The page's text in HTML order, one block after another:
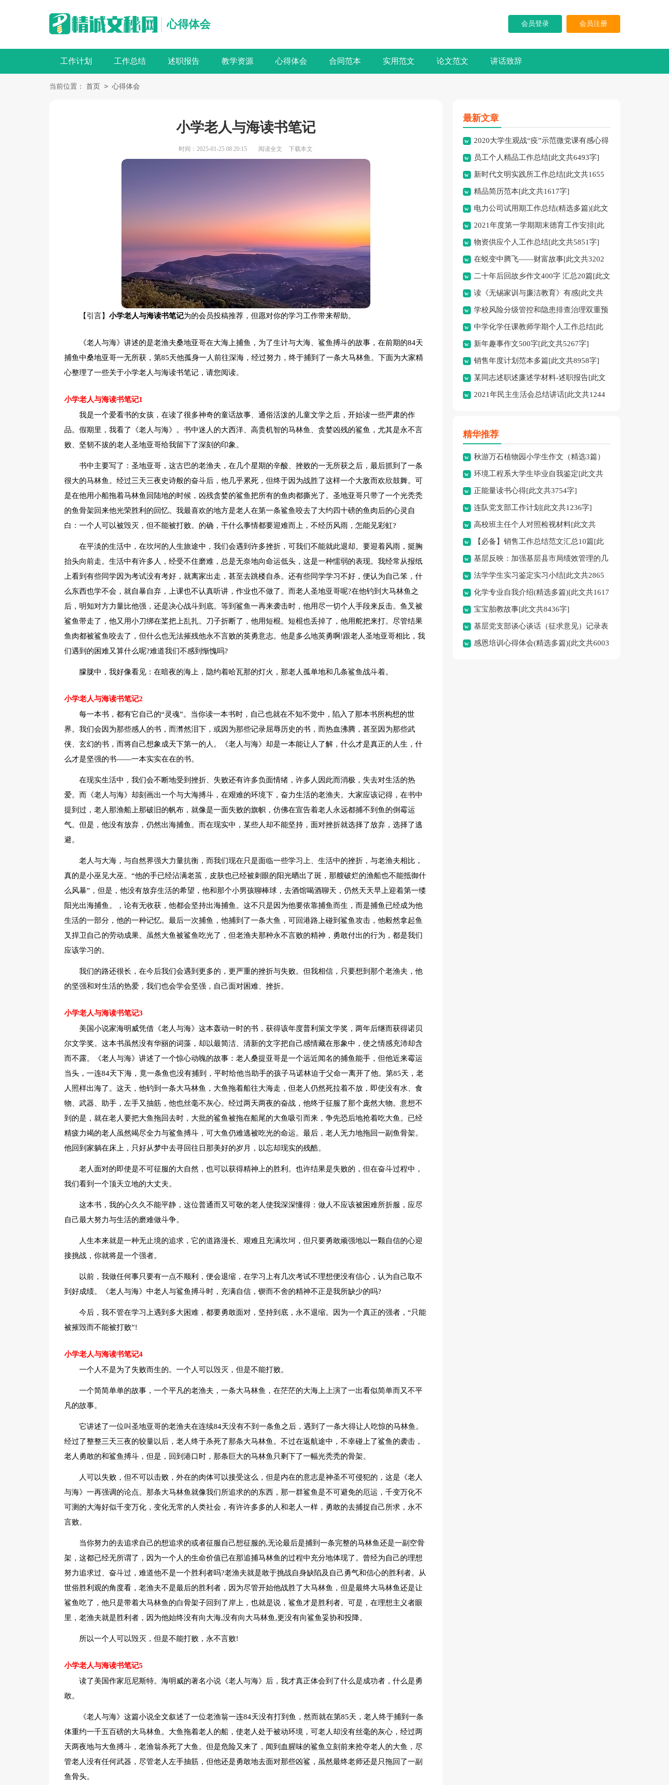
心得体会 会员登录 会员注册
工作计划 工作总结 述职报告 教学资源 心得体会 合同范本 实用范文 论文范文 讲话致辞
当前位置： 首页 > 心得体会
小学老人与海读书笔记
时间：2025-01-25 08:20:15 阅读全文 下载本文
【引言】 小学老人与海读书笔记为的会员投稿推荐，但愿对你的学习工作带来帮助。
《老人与海》讲述的是老渔夫桑地亚哥在大海上捕鱼，为了生计与大海、鲨鱼搏斗的故事，在前期的84天
捕鱼中桑地亚哥一无所获，第85天他孤身一人前往深海，经过努力，终于捕到了一条大马林鱼。下面为大家精
心整理了一些关于小学老人与海读书笔记，请您阅读。
小学老人与海读书笔记1
我是一个爱看书的女孩，在读了很多神奇的童话故事、通俗活泼的儿童文学之后，开始读一些严肃的作
品。假期里，我看了《老人与海》。书中迷人的大西洋、高贵机智的马林鱼、贪婪凶残的鲨鱼，尤其是永不言
败、坚韧不拔的老人圣地亚哥给我留下了深刻的印象。
书中主要写了：圣地亚哥，这古巴的老渔夫，在几个星期的辛酸、挫败的一无所获之后，最后抓到了一条
很大的马林鱼。经过三天三夜史诗般的奋斗后，他几乎累死，但终于因为战胜了这样一个大敌而欢欣鼓舞。可
是在他用小船拖着马林鱼回陆地的时候，凶残贪婪的鲨鱼把所有的鱼肉都撕光了。圣地亚哥只带了一个光秃秃
的鱼骨架回来他光荣胜利的回忆。我最喜欢的地方是老人在第一条鲨鱼咬去了大约四十磅的鱼肉后的心灵自
白：一个人可以被毁灭，但不能被打败。的确，干什么事情都要迎难而上，不经历风雨，怎能见彩虹?
在平淡的生活中，在坎坷的人生旅途中，我们会遇到许多挫折，可我们不能就此退却。要迎着风雨，挺胸
抬头向前走。生活中有许多人，经受不住磨难，总是无奈地向命运低头，这是一种懦弱的表现。我经常从报纸
上看到有些同学因为考试没有考好，就离家出走，甚至去跳楼自杀。还有些同学学习不好，便认为自己笨，什
么东西也学不会，就自暴自弃，上课也不认真听讲，作业也不做了。而老人圣地亚哥呢?在他钓到大马林鱼之
后，明知对方力量比他强，还是决心战斗到底。等到鲨鱼一再来袭击时，他用尽一切个人手段来反击。鱼叉被
鲨鱼带走了，他又用小刀绑在桨把上乱扎。刀子折断了，他用短棍。短棍也丢掉了，他用舵把来打。尽管结果
鱼肉都被鲨鱼咬去了，但什么也无法摧残他永不言败的英勇意志。他是多么地英勇啊!跟老人圣地亚哥相比，我
们遇到的困难又算什么呢?难道我们不感到惭愧吗?
朦胧中，我好像看见：在暗夜的海上，隐约着哈瓦那的灯火，那老人孤单地和几条鲨鱼战斗着。
小学老人与海读书笔记2
每一本书，都有它自己的“灵魂”。当你读一本书时，自己也就在不知不觉中，陷入了那本书所构想的世
界。我们会因为那些感人的书，而潸然泪下，或因为那些记录屈辱历史的书，而热血沸腾，甚至因为那些武
侠、玄幻的书，而将自己想象成天下第一的人。《老人与海》却是一本能让人了解，什么才是真正的人生，什
么才是坚强的书——一本实实在在的书。
在现实生活中，我们会不断地受到挫折、失败还有许多负面情绪，许多人因此而消极，失去对生活的热
爱。而《老人与海》却刻画出一个与大海搏斗，在艰难的环境下，奋力生活的老渔夫。大家应该记得，在书中
提到过，老人那渔船上那破旧的帆布，就像是一面失败的旗帜，仿佛在宣告着老人永远都捕不到鱼的倒霉运
气。但是，他没有放弃，仍然出海捕鱼。而在现实中，某些人却不能坚持，面对挫折就选择了放弃，选择了逃
避。
老人与大海，与自然界强大力量抗衡，而我们现在只是面临一些学习上、生活中的挫折，与老渔夫相比，
真的是小巫见大巫。“他的手已经沾满老茧，皮肤也已经被刺眼的阳光晒出了斑，那艘破烂的渔船也不能抵御什
么风暴”，但是，他没有放弃生活的希望，他和那个小男孩聊棒球，去酒馆喝酒聊天，仍然天天早上迎着第一缕
阳光出海捕鱼。，论有无收获，他都会坚持出海捕鱼。这不只是因为他要依靠捕鱼而生，而是捕鱼已经成为他
生活的一部分，他的一种记忆。最后一次捕鱼，他捕到了一条大鱼，可回港路上碰到鲨鱼攻击，他毅然拿起鱼
叉捍卫自己的劳动成果。虽然大鱼被鲨鱼吃光了，但老渔夫那种永不言败的精神，勇敢付出的行为，都是我们
应该学习的。
我们的路还很长，在今后我们会遇到更多的，更严重的挫折与失败。但我相信，只要想到那个老渔夫，他
的坚强和对生活的热爱，我们也会学会坚强，自己面对困难、挫折。
小学老人与海读书笔记3
美国小说家海明威凭借《老人与海》这本轰动一时的书，获得该年度普利策文学奖，两年后继而获得诺贝
尔文学奖。这本书虽然没有华丽的词藻，却以最简洁、清新的文字把自己感情藏在形象中，使之情感充沛却含
而不露。《老人与海》讲述了一个惊心动魄的故事：老人桑提亚哥是一个远近闻名的捕鱼能手，但他近来霉运
当头，一连84天下海，竟一条鱼也没有捕到，平时给他当助手的孩子马诺林迫于父命一离开了他。第85天，老
人照样出海了。这天，他钓到一条大马林鱼，大鱼拖着船往大海走，但老人仍然死拉着不放，即使没有水、食
物、武器、助手，左手又抽筋，他也丝毫不灰心。经过两天两夜的奋战，他终于征服了那个庞然大物。意想不
到的是，就在老人要把大鱼拖回去时，大批的鲨鱼被拖在船尾的大鱼吸引而来，争先恐后地抢着吃大鱼。已经
精疲力竭的老人虽然竭尽全力与鲨鱼搏斗，可大鱼仍难逃被吃光的命运。最后，老人无力地拖回一副鱼骨架。
他回到家躺在床上，只好从梦中去寻回往日那美好的岁月，以忘却现实的残酷。
老人面对的即使是不可征服的大自然，也可以获得精神上的胜利。也许结果是失败的，但在奋斗过程中，
我们看到一个顶天立地的大丈夫。
这本书，我的心久久不能平静，这位普通而又可敬的老人使我深深懂得：做人不应该被困难所折服，应尽
自己最大努力与生活的磨难做斗争。
人生本来就是一种无止境的追求，它的道路漫长、艰难且充满坎坷，但只要勇敢顽强地以一颗自信的心迎
接挑战，你就将是一个强者。
以前，我做任何事只要有一点不顺利，便会退缩，在学习上有几次考试不理想便没有信心，认为自己取不
到好成绩。《老人与海》中老人与鲨鱼搏斗时，充满自信，锲而不舍的精神不正是我所缺少的吗?
今后，我不管在学习上遇到多大困难，都要勇敢面对，坚持到底，永不退缩。因为一个真正的强者，“只能
被摧毁而不能被打败”!
小学老人与海读书笔记4
一个人不是为了失败而生的。一个人可以毁灭，但是不能打败。
一个简简单单的故事，一个平凡的老渔夫，一条大马林鱼，在茫茫的大海上上演了一出看似简单而又不平
凡的故事。
它讲述了一位叫圣地亚哥的老渔夫在连续84天没有不到一条鱼之后，遇到了一条大得让人吃惊的马林鱼。
经过了整整三天三夜的较量以后，老人终于杀死了那条大马林鱼。不过在返航途中，不幸碰上了鲨鱼的袭击，
老人勇敢的和鲨鱼搏斗，但是，回到港口时，那条巨大的马林鱼只剩下了一幅光秃秃的骨架。
人可以失败，但不可以击败，外在的肉体可以接受这么，但是内在的意志是神圣不可侵犯的，这是《老人
与海》一再强调的论点。那条大马林鱼就像我们所追求的的东西，那一群鲨鱼是不可避免的厄运，千变万化不
可测的大海好似千变万化，变化无常的人类社会，有许许多多的人和老人一样，勇敢的去捕捉自己所求，永不
言败。
当你努力的去追求自己的想追求的或者征服自己想征服的,无论最后是捕到一条完整的马林鱼还是一副空骨
架，这都已经无所谓了，因为一个人的生命价值已在那追捕马林鱼的过程中充分地体现了。曾经为自己的理想
努力追求过、奋斗过，难道他不是一个胜利者吗?老渔夫就是敢于挑战自身缺陷及自己勇气和信心的胜利者。从
世俗胜利观的角度看，老渔夫不是最后的胜利者，因为尽管开始他战胜了大马林鱼，但是最终大马林鱼还是让
鲨鱼吃了，他只是带着大马林鱼的白骨架子回到了岸上，也就是说，鲨鱼才是胜利者。可是，在理想主义者眼
里，老渔夫就是胜利者，因为他始终没有向大海,没有向大马林鱼,更没有向鲨鱼妥协和投降。
所以一个人可以毁灭，但是不能打败，永不言败!
小学老人与海读书笔记5
读了美国作家厄尼斯特。海明威的著名小说《老人与海》后，我才真正体会到了什么是成功者，什么是勇
敢。
《老人与海》这篇小说全文叙述了一位老渔翁一连84天没有打到鱼，然而就在第85天，老人终于捕到一条
体重约一千五百磅的大马林鱼。大鱼拖着老人的船，使老人处于被动环境，可老人却没有丝毫的灰心，经过两
天两夜地与大鱼搏斗，老渔翁杀死了大鱼。但是危险又来了，闻到血腥味的鲨鱼立刻前来抢夺老人的大鱼，尽
管老人没有任何武器，尽管老人左手抽筋，但他还是勇敢地去面对那些凶鲨，虽然最终老师还是只拖回了一副
鱼骨头。
最新文章
2020大学生观战“疫”示范微党课有感心得
体会多篇[此文共4165字]
员工个人精品工作总结[此文共6493字]
新时代文明实践所工作总结[此文共1655
字] 精品简历范本[此文共1617字]
电力公司试用期工作总结(精选多篇)[此文
共13048字]
2021年度第一学期期末德育工作安排[此
文共352字]
物资供应个人工作总结[此文共5851字]
在蜕变中腾飞——财富故事[此文共3202
字] 二十年后回故乡作文400字 汇总20篇[此文
共9410字]
读《无锡家训与廉洁教育》有感[此文共
1862字]
学校风险分级管控和隐患排查治理双重预
防“双控”工作方案[此文共2850字]
中学化学任课教师学期个人工作总结[此
文共1212字]
新年趣事作文500字[此文共5267字]
销售年度计划范本多篇[此文共8958字]
某同志述职述廉述学材料-述职报告[此文
共8362字]
2021年民主生活会总结讲话[此文共1244
精华推荐
秋游万石植物园小学生作文（精选3篇）
[此文共1616字]
环境工程系大学生毕业自我鉴定[此文共
4409字]
正能量读书心得[此文共3754字]
连队党支部工作计划[此文共1236字]
高校班主任个人对照检视材料[此文共
1763字]【必备】销售工作总结范文汇总10篇[此
文共15948字]
基层反映：加强基层县市局绩效管理的几
点思考[此文共4789字]
法学学生实习鉴定实习小结[此文共2865
字] 化学专业自我介绍(精选多篇)[此文共1617
字] 宝宝胎教故事[此文共8436字]
基层党支部谈心谈话（征求意见）记录表
[此文共388字]
感恩培训心得体会(精选多篇)[此文共6003